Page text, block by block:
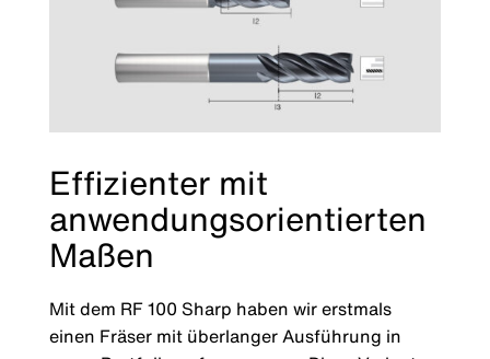
Effizienter mit
anwendungsorientierten
Maßen
Mit dem RF 100 Sharp haben wir erstmals
einen Fräser mit überlanger Ausführung in